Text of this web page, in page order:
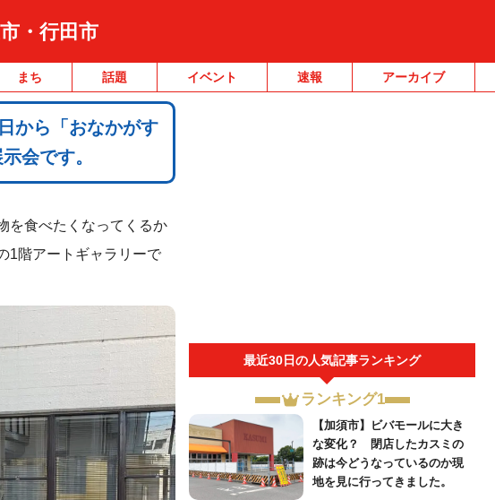
・行田市
まち 話題 イベント 速報 アーカイブ
から「おなかがす
会です。
を食べたくなってくるか
1階アートギャラリーで
最近30日の人気記事ランキング
ランキング1
【加須市】ビバモールに大き
な変化？ 閉店したカスミの
跡は今どうなっているのか現
地を見に行ってきました。